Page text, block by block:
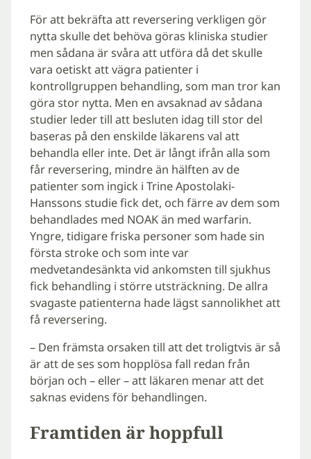
För att bekräfta att reversering verkligen gör
nytta skulle det behöva göras kliniska studier
men sådana är svåra att utföra då det skulle
vara oetiskt att vägra patienter i
kontrollgruppen behandling, som man tror kan
göra stor nytta. Men en avsaknad av sådana
studier leder till att besluten idag till stor del
baseras på den enskilde läkarens val att
behandla eller inte. Det är långt ifrån alla som
får reversering, mindre än hälften av de
patienter som ingick i Trine Apostolaki-
Hanssons studie fick det, och färre av dem som
behandlades med NOAK än med warfarin.
Yngre, tidigare friska personer som hade sin
första stroke och som inte var
medvetandesänkta vid ankomsten till sjukhus
fick behandling i större utsträckning. De allra
svagaste patienterna hade lägst sannolikhet att
få reversering.
– Den främsta orsaken till att det troligtvis är så
är att de ses som hopplösa fall redan från
början och – eller – att läkaren menar att det
saknas evidens för behandlingen.
Framtiden är hoppfull